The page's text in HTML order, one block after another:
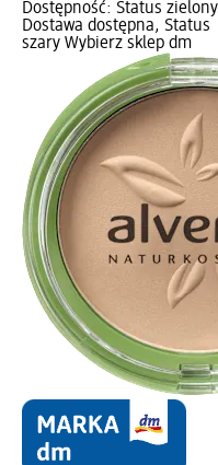
Dostępność: Status zielony
Dostawa dostępna, Status
szary Wybierz sklep dm